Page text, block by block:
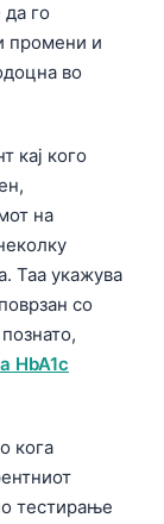
го
промени и
во
кај кого
на
Таа укажува
со
HbA1c
кога
тестирање